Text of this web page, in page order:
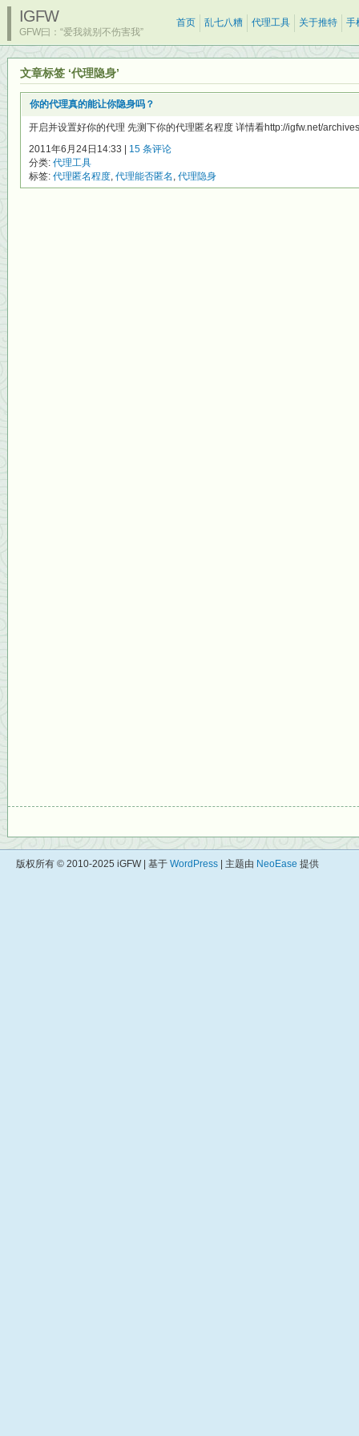
IGFW
GFW曰：“爱我就别不伤害我”
首页 乱七八糟 代理工具 关于推特 手
文章标签 ‘代理隐身’
你的代理真的能让你隐身吗？
开启并设置好你的代理 先测下你的代理匿名程度 详情看http://igfw.net/
2011年6月24日14:33 | 15 条评论
分类: 代理工具
标签: 代理匿名程度, 代理能否匿名 , 代理隐身
版权所有 © 2010-2025 iGFW | 基于 WordPress | 主题由 NeoEase 提供